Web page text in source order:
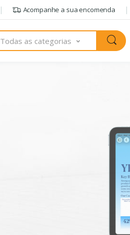
Acompanhe a sua encomenda
Todas as categorias